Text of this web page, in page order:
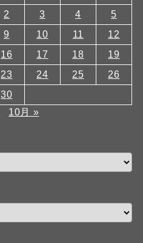
2 3 4
5
9 10 11
12
16 17 18
19
23 24 25
26
30
10月 »